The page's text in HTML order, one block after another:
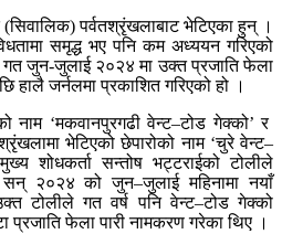
पर्वतश्रृंखलाबाट भेटिएका हुन् ।
समृद्ध भए पनि कम अध्ययन गरिएको
गत जुन-जुलाई २०२४ मा उक्त प्रजाति फेला
हालै जर्नलमा प्रकाशित गरिएको हो ।
नाम ‘मकवानपुरगढी वेन्ट–टोड गेक्को’ र
भेटिएको छेपारोको नाम ‘चुरे वेन्ट–
शोधकर्ता सन्तोष भट्टराईको टोलीले
सन् २०२४ को जुन–जुलाई महिनामा नयाँ
टोलीले गत वर्ष पनि वेन्ट–टोड गेक्को
प्रजाति फेला पारी नामकरण गरेका थिए ।